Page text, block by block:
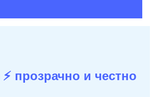
прозрачно и честно